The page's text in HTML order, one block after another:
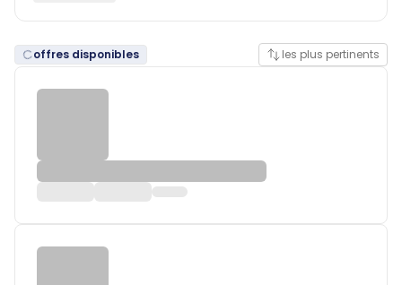
offres disponibles les plus pertinents